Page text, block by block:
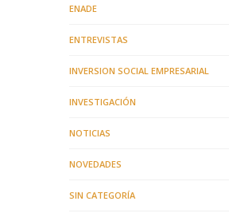
ENADE
ENTREVISTAS
INVERSION SOCIAL EMPRESARIAL
INVESTIGACIÓN
NOTICIAS
NOVEDADES
SIN CATEGORÍA